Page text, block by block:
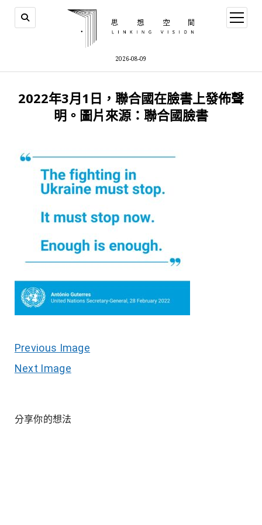
2026-08-09
open
menu
2022年3月1日，聯合國在臉書上發佈聲
明。圖片來源：聯合國臉書
Previous Image
Next Image
分享你的想法